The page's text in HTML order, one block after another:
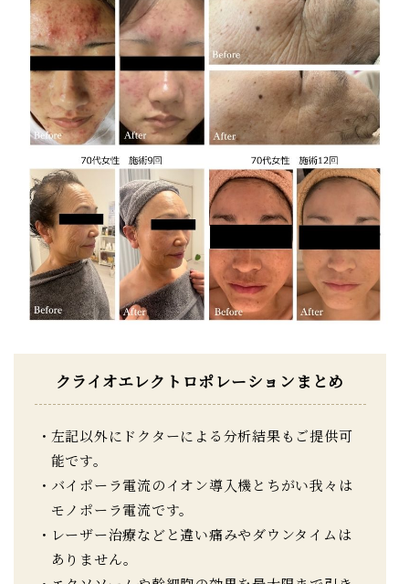
クライオエレクトロポレーションまとめ
左記以外にドクターによる分析結果もご提供可
能です。
バイポーラ電流のイオン導入機とちがい我々は
モノポーラ電流です。
レーザー治療などと違い痛みやダウンタイムは
ありません。